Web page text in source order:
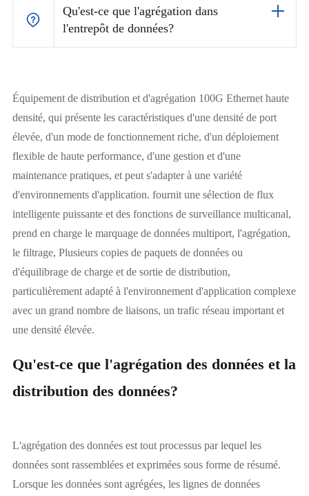
Qu'est-ce que l'agrégation dans
l'entrepôt de données?
Équipement de distribution et d'agrégation 100G Ethernet haute
densité, qui présente les caractéristiques d'une densité de port
élevée, d'un mode de fonctionnement riche, d'un déploiement
flexible de haute performance, d'une gestion et d'une
maintenance pratiques, et peut s'adapter à une variété
d'environnements d'application. fournit une sélection de flux
intelligente puissante et des fonctions de surveillance multicanal,
prend en charge le marquage de données multiport, l'agrégation,
le filtrage, Plusieurs copies de paquets de données ou
d'équilibrage de charge et de sortie de distribution,
particulièrement adapté à l'environnement d'application complexe
avec un grand nombre de liaisons, un trafic réseau important et
une densité élevée.
Qu'est-ce que l'agrégation des données et la
distribution des données?
L'agrégation des données est tout processus par lequel les
données sont rassemblées et exprimées sous forme de résumé.
Lorsque les données sont agrégées, les lignes de données